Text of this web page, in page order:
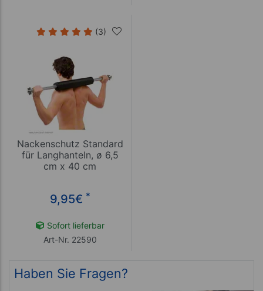
(3)
Nackenschutz Standard
für Langhanteln, ø 6,5
cm x 40 cm
9,95€ *
Sofort lieferbar
Art-Nr. 22590
Haben Sie Fragen?